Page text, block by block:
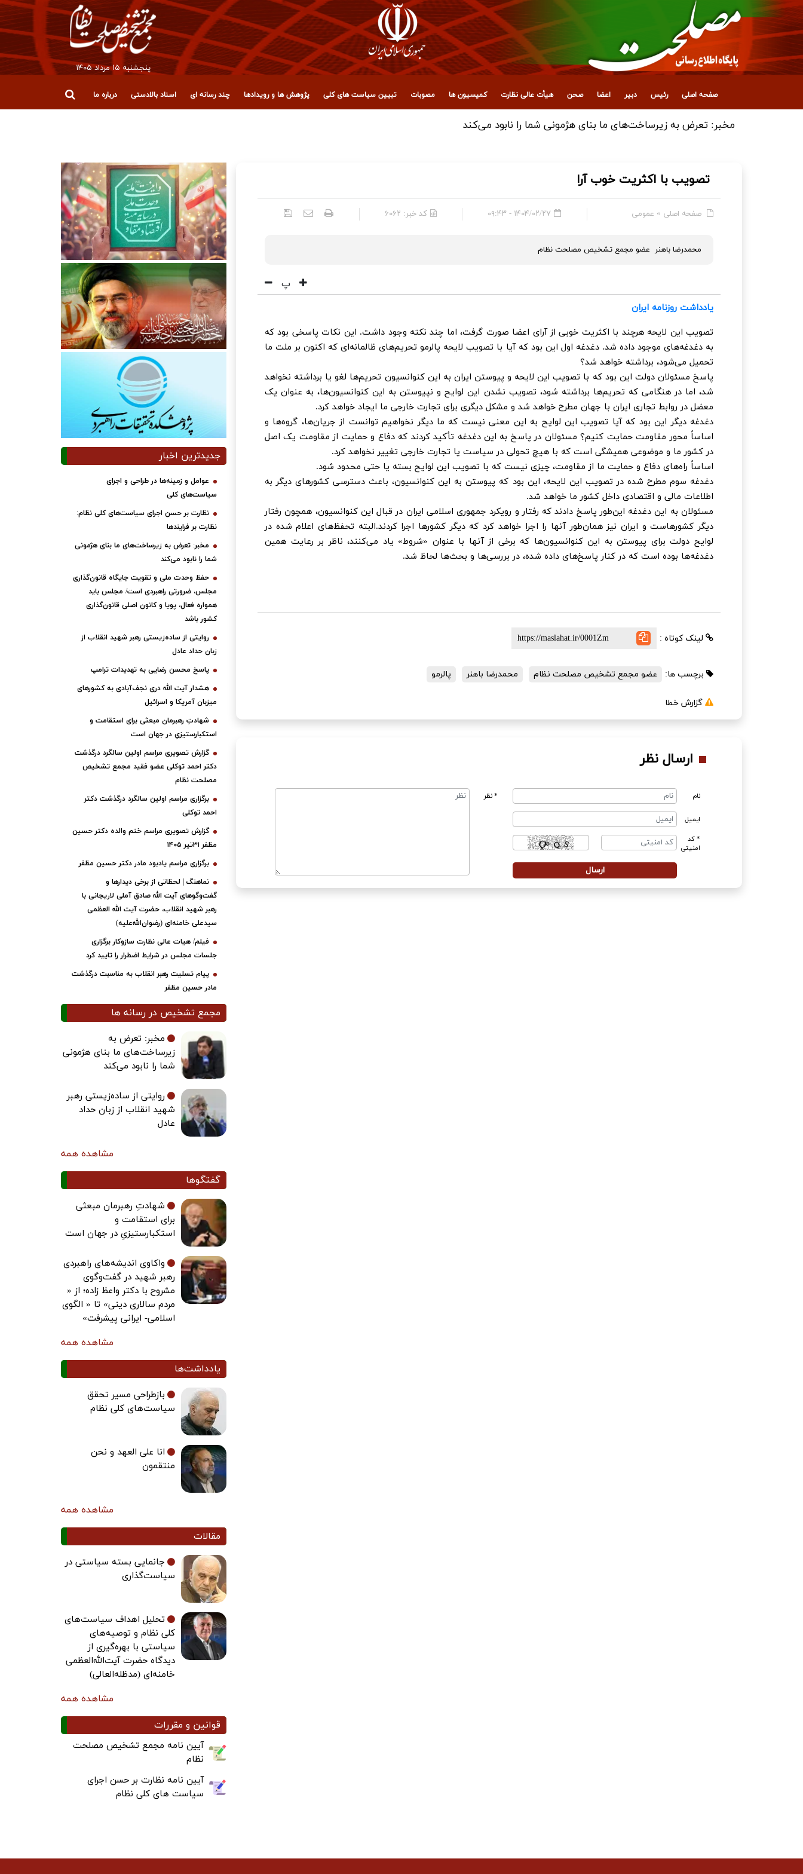
پنجشنبه ۱۵ مرداد ۱۴۰۵
صفحه اصلی رئیس دبیر اعضا صحن هیأت عالی نظارت کمیسیون ها مصوبات تبیین سیاست های کلی پژوهش ها و رویدادها چند رسانه ای اسناد بالادستی درباره ما
انتصاب معاون جدید اداری، مالی و پشتیبانی مجمع تشخیص مصلحت نظام
تصویب با اکثریت خوب آرا
صفحه اصلی » عمومی ۱۴۰۴/۰۲/۲۷ - ۰۹:۴۳ کد خبر: ۶۰۶۲
محمدرضا باهنر عضو مجمع تشخیص مصلحت نظام
پ
یادداشت روزنامه ایران
تصویب این لایحه هرچند با اکثریت خوبی از آرای اعضا صورت گرفت، اما چند نکته وجود داشت. این نکات پاسخی بود که
به دغدغه‌های موجود داده شد. دغدغه اول این بود که آیا با تصویب لایحه پالرمو تحریم‌های ظالمانه‌ای که اکنون بر ملت ما
تحمیل می‌شود، برداشته خواهد شد؟
پاسخ مسئولان دولت این بود که با تصویب این لایحه و پیوستن ایران به این کنوانسیون تحریم‌ها لغو یا برداشته نخواهد
شد، اما در هنگامی که تحریم‌ها برداشته شود، تصویب نشدن این لوایح و نپیوستن به این کنوانسیون‌ها، به عنوان یک
معضل در روابط تجاری ایران با جهان مطرح خواهد شد و مشکل دیگری برای تجارت خارجی ما ایجاد خواهد کرد.
دغدغه دیگر این بود که آیا تصویب این لوایح به این معنی نیست که ما دیگر نخواهیم توانست از جریان‌ها، گروه‌ها و
اساساً محور مقاومت حمایت کنیم؟ مسئولان در پاسخ به این دغدغه تأکید کردند که دفاع و حمایت از مقاومت یک اصل
در کشور ما و موضوعی همیشگی است که با هیچ تحولی در سیاست یا تجارت خارجی تغییر نخواهد کرد.
اساساً راه‌های دفاع و حمایت ما از مقاومت، چیزی نیست که با تصویب این لوایح بسته یا حتی محدود شود.
دغدغه سوم مطرح شده در تصویب این لایحه، این بود که پیوستن به این کنوانسیون، باعث دسترسی کشورهای دیگر به
اطلاعات مالی و اقتصادی داخل کشور ما خواهد شد.
مسئولان به این دغدغه این‌طور پاسخ دادند که رفتار و رویکرد جمهوری اسلامی ایران در قبال این کنوانسیون، همچون رفتار
دیگر کشورهاست و ایران نیز همان‌طور آنها را اجرا خواهد کرد که دیگر کشورها اجرا کردند.البته تحفظ‌های اعلام شده در
لوایح دولت برای پیوستن به این کنوانسیون‌ها که برخی از آنها با عنوان «شروط» یاد می‌کنند، ناظر بر رعایت همین
دغدغه‌ها بوده است که در کنار پاسخ‌های داده شده، در بررسی‌ها و بحث‌ها لحاظ شد.
لینک کوتاه :
برچسب ها: عضو مجمع تشخیص مصلحت نظام محمدرضا باهنر پالرمو
گزارش خطا
ارسال نظر
نام
ایمیل
* کد
امنیتی
* نظر
جدیدترین اخبار
عوامل و زمینه‌ها در طراحی و اجرای
سیاست‌های کلی
نظارت بر حسن اجرای سیاست‌های کلی نظام:
نظارت بر فرایندها
مخبر: تعرض به زیرساخت‌های ما بنای هژمونی
شما را نابود می‌کند
حفظ وحدت ملی و تقویت جایگاه قانون‌گذاری
مجلس، ضرورتی راهبردی است/ مجلس باید
همواره فعال، پویا و کانون اصلی قانون‌گذاری
کشور باشد
روایتی از ساده‌زیستی رهبر شهید انقلاب از
زبان حداد عادل
پاسخ محسن رضایی به تهدیدات ترامپ
هشدار آیت الله دری نجف‌آبادی به کشورهای
میزبان آمریکا و اسرائیل
شهادتِ رهبرمان مبعثی برای استقامت و
استکبارستیزیِ در جهان است
گزارش تصویری مراسم اولین سالگرد درگذشت
دکتر احمد توکلی عضو فقید مجمع تشخیص
مصلحت نظام
برگزاری مراسم اولین سالگرد درگذشت دکتر
احمد توکلی
گزارش تصویری مراسم ختم والده دکتر حسین
مظفر ۳۱تیر ۱۴۰۵
برگزاری مراسم یادبود مادر دکتر حسین مظفر
نماهنگ | لحظاتی از برخی دیدارها و
گفت‌وگوهای آیت ‌الله صادق آملی لاریجانی با
رهبر شهید انقلاب، حضرت آیت‌ الله العظمی
سیدعلی خامنه‌ای (رضوان‌الله‌علیه)
فیلم/ هیات عالی نظارت سازوکار برگزاری
جلسات مجلس در شرایط اضطرار را تایید کرد
پیام تسلیت رهبر انقلاب به مناسبت درگذشت
مادر حسین مظفر
مجمع تشخیص در رسانه ها
مخبر: تعرض به
زیرساخت‌های ما بنای هژمونی
شما را نابود می‌کند
روایتی از ساده‌زیستی رهبر
شهید انقلاب از زبان حداد
عادل
مشاهده همه
گفتگوها
شهادتِ رهبرمان مبعثی
برای استقامت و
استکبارستیزیِ در جهان است
واکاوی اندیشه‌های راهبردی
رهبر شهید در گفت‌وگوی
مشروح با دکتر واعظ زاده؛ از «
مردم سالاری دینی» تا « الگوی
اسلامی- ایرانی پیشرفت»
مشاهده همه
یادداشت‌ها
بازطراحی مسیر تحقق
سیاست‌های کلی نظام
انا علی العهد و نحن
منتقمون
مشاهده همه
مقالات
جانمایی بسته سیاستی در
سیاست‌گذاری
تحلیل اهداف سیاست‌های
کلی نظام و توصیه‌های
سیاستی با بهره‌گیری از
دیدگاه حضرت آیت‌الله‌العظمی
خامنه‌ای (مدظله‌العالی)
مشاهده همه
قوانین و مقررات
آیین نامه مجمع تشخیص مصلحت
نظام
آیین نامه نظارت بر حسن اجرای
سیاست های کلی نظام